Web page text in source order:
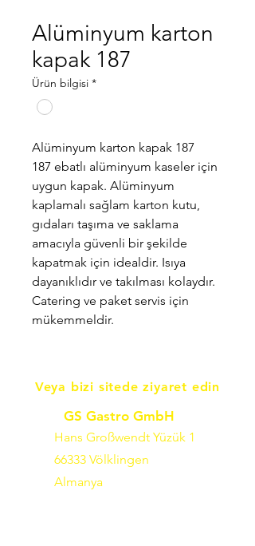
Alüminyum karton
kapak 187
Ürün bilgisi *
Alüminyum karton kapak 187
187 ebatlı alüminyum kaseler için
uygun kapak. Alüminyum
kaplamalı sağlam karton kutu,
gıdaları taşıma ve saklama
amacıyla güvenli bir şekilde
kapatmak için idealdir. Isıya
dayanıklıdır ve takılması kolaydır.
Catering ve paket servis için
mükemmeldir.
Veya bizi sitede ziyaret edin
GS Gastro GmbH
Hans Großwendt Yüzük 1
66333 Völklingen
Almanya